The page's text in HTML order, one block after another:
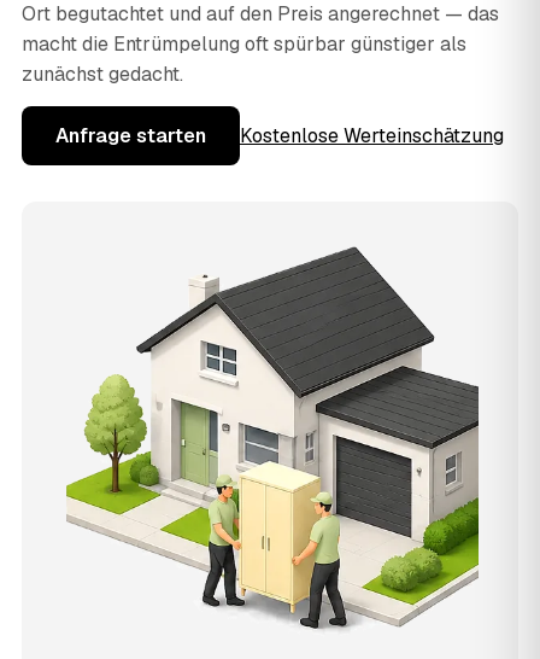
Ort begutachtet und auf den Preis angerechnet — das
macht die Entrümpelung oft spürbar günstiger als
zunächst gedacht.
Anfrage starten Kostenlose Werteinschätzung